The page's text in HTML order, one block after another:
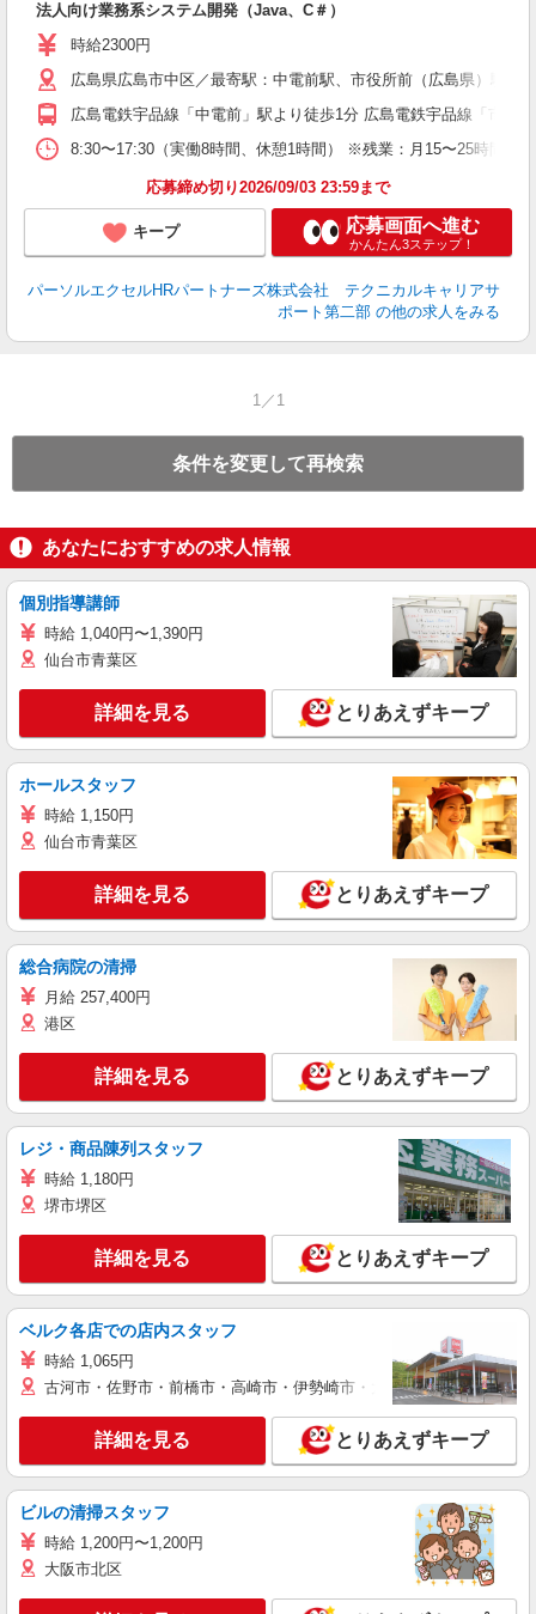
法人向け業務系システム開発（Java、C＃）
時給2300円
広島県広島市中区／最寄駅：中電前駅、市役所前（広島県）駅
広島電鉄宇品線「中電前」駅より徒歩1分 広島電鉄宇品線「市役
8:30〜17:30（実働8時間、休憩1時間） ※残業：月15〜25時間程
応募締め切り2026/09/03 23:59まで
キープ 応募画面へ進む
かんたん3ステップ！
パーソルエクセルHRパートナーズ株式会社 テクニカルキャリアサ
ポート第二部 の他の求人をみる
1／1
条件を変更して再検索
あなたにおすすめの求人情報
個別指導講師
時給 1,040円〜1,390円
仙台市青葉区
詳細を見る とりあえずキープ
ホールスタッフ
時給 1,150円
仙台市青葉区
詳細を見る とりあえずキープ
総合病院の清掃
月給 257,400円
港区
詳細を見る とりあえずキープ
レジ・商品陳列スタッフ
時給 1,180円
堺市堺区
詳細を見る とりあえずキープ
ベルク各店での店内スタッフ
時給 1,065円
古河市・佐野市・前橋市・高崎市・伊勢崎市・太田市・館林市・藤
詳細を見る とりあえずキープ
ビルの清掃スタッフ
時給 1,200円〜1,200円
大阪市北区